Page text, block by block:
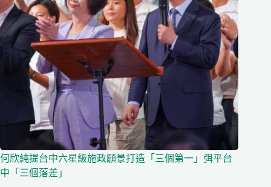
何欣純提台中六星級施政願景打造「三個第一」弭平台
中「三個落差」